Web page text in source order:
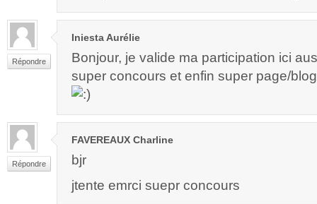
Répondre
Iniesta Aurélie
Bonjour, je valide ma participation ici
super concours et enfin super page/
Répondre
FAVEREAUX Charline
bjr
jtente emrci suepr concours